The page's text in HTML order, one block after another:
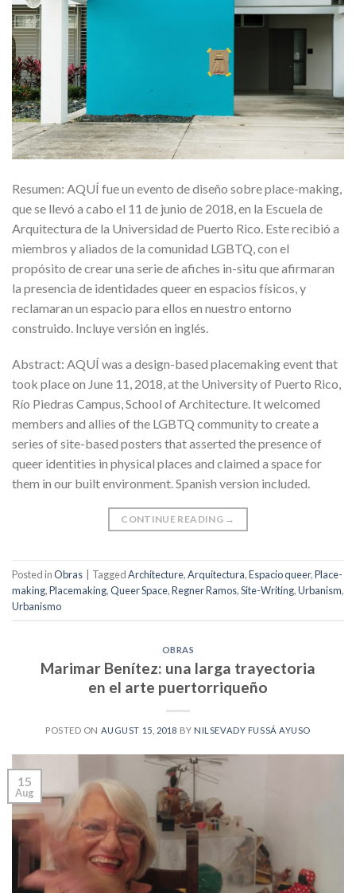
Resumen: AQUÍ fue un evento de diseño sobre place-making,
que se llevó a cabo el 11 de junio de 2018, en la Escuela de
Arquitectura de la Universidad de Puerto Rico. Este recibió a
miembros y aliados de la comunidad LGBTQ, con el
propósito de crear una serie de afiches in-situ que afirmaran
la presencia de identidades queer en espacios físicos, y
reclamaran un espacio para ellos en nuestro entorno
construido. Incluye versión en inglés.
Abstract: AQUÍ was a design-based placemaking event that
took place on June 11, 2018, at the University of Puerto Rico,
Río Piedras Campus, School of Architecture. It welcomed
members and allies of the LGBTQ community to create a
series of site-based posters that asserted the presence of
queer identities in physical places and claimed a space for
them in our built environment. Spanish version included.
CONTINUE READING →
Posted inObras TaggedArchitecture,Arquitectura,Espacio queer,Place-
making,Placemaking,Queer Space,Regner Ramos,Site-Writing,Urbanism,
Urbanismo
OBRAS
Marimar Benítez: una larga trayectoria
en el arte puertorriqueño
POSTED ON AUGUST 15, 2018 BY NILSEVADY FUSSÁ AYUSO
15
Aug